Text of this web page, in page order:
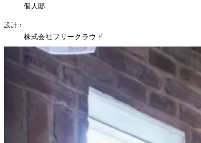
個人邸
設計
株式会社フリークラウド